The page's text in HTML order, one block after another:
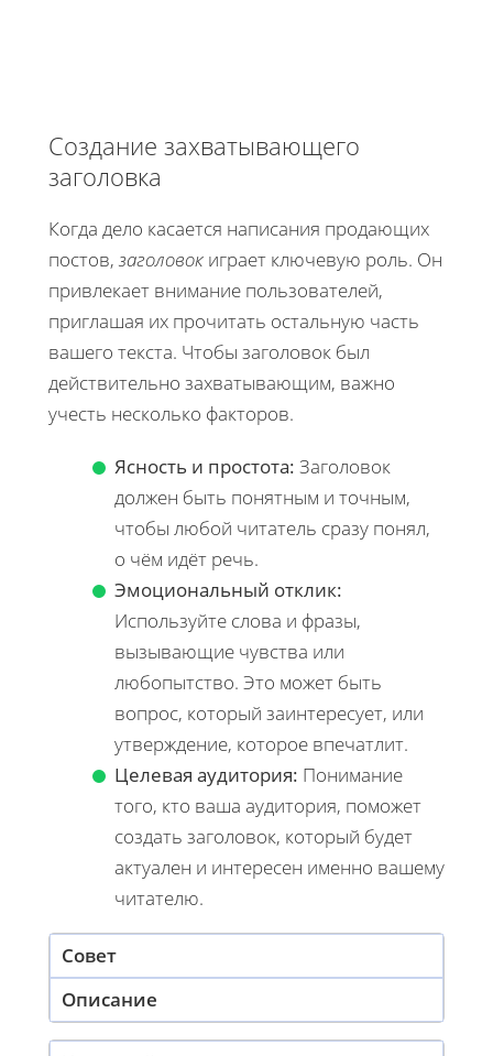
Создание захватывающего
заголовка
Когда дело касается написания продающих
постов, заголовок играет ключевую роль. Он
привлекает внимание пользователей,
приглашая их прочитать остальную часть
вашего текста. Чтобы заголовок был
действительно захватывающим, важно
учесть несколько факторов.
Ясность и простота: Заголовок
должен быть понятным и точным,
чтобы любой читатель сразу понял,
о чём идёт речь.
Эмоциональный отклик:
Используйте слова и фразы,
вызывающие чувства или
любопытство. Это может быть
вопрос, который заинтересует, или
утверждение, которое впечатлит.
Целевая аудитория: Понимание
того, кто ваша аудитория, поможет
создать заголовок, который будет
актуален и интересен именно вашему
читателю.
Совет
Описание